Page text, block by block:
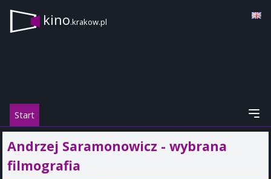
kino.krakow.pl
Start
Andrzej Saramonowicz - wybrana
filmografia